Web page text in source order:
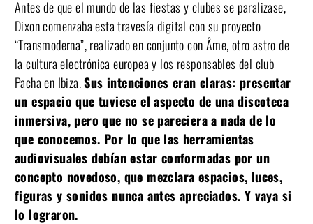
Antes de que el mundo de las fiestas y clubes se paralizase,
Dixon comenzaba esta travesía digital con su proyecto
“Transmoderna”, realizado en conjunto con Âme, otro astro de
la cultura electrónica europea y los responsables del club
Pacha en Ibiza.Sus intenciones eran claras: presentar
un espacio que tuviese el aspecto de una discoteca
inmersiva, pero que no se pareciera a nada de lo
que conocemos. Por lo que las herramientas
audiovisuales debían estar conformadas por un
concepto novedoso, que mezclara espacios, luces,
figuras y sonidos nunca antes apreciados. Y vaya si
lo lograron.